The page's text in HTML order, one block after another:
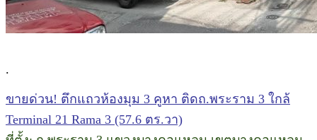
.
ขายด่วน! ตึกแถวห้องมุม 3 คูหา ติดถ.พระราม 3 ใกล้
Terminal 21 Rama 3 (57.6 ตร.วา)